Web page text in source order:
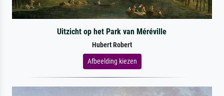
Uitzicht op het Park van Méréville
Hubert Robert
Afbeelding kiezen